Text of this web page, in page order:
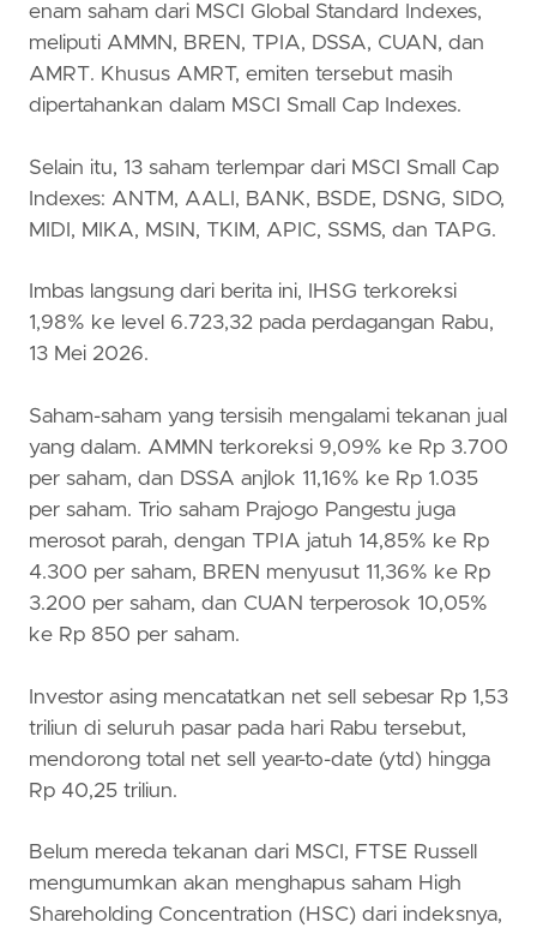
enam saham dari MSCI Global Standard Indexes,
meliputi AMMN, BREN, TPIA, DSSA, CUAN, dan
AMRT. Khusus AMRT, emiten tersebut masih
dipertahankan dalam MSCI Small Cap Indexes.
Selain itu, 13 saham terlempar dari MSCI Small Cap
Indexes: ANTM, AALI, BANK, BSDE, DSNG, SIDO,
MIDI, MIKA, MSIN, TKIM, APIC, SSMS, dan TAPG.
Imbas langsung dari berita ini, IHSG terkoreksi
1,98% ke level 6.723,32 pada perdagangan Rabu,
13 Mei 2026.
Saham-saham yang tersisih mengalami tekanan jual
yang dalam. AMMN terkoreksi 9,09% ke Rp 3.700
per saham, dan DSSA anjlok 11,16% ke Rp 1.035
per saham. Trio saham Prajogo Pangestu juga
merosot parah, dengan TPIA jatuh 14,85% ke Rp
4.300 per saham, BREN menyusut 11,36% ke Rp
3.200 per saham, dan CUAN terperosok 10,05%
ke Rp 850 per saham.
Investor asing mencatatkan net sell sebesar Rp 1,53
triliun di seluruh pasar pada hari Rabu tersebut,
mendorong total net sell year-to-date (ytd) hingga
Rp 40,25 triliun.
Belum mereda tekanan dari MSCI, FTSE Russell
mengumumkan akan menghapus saham High
Shareholding Concentration (HSC) dari indeksnya,